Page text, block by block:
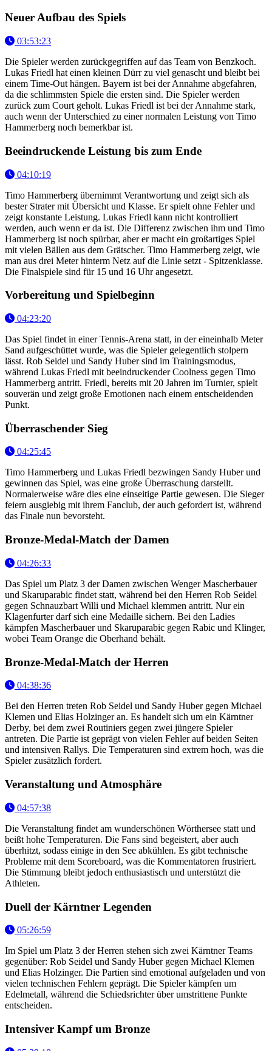
Neuer Aufbau des Spiels
03:53:23
Die Spieler werden zurückgegriffen auf das Team von Benzkoch.
Lukas Friedl hat einen kleinen Dürr zu viel genascht und bleibt bei
einem Time-Out hängen. Bayern ist bei der Annahme abgefahren,
da die schlimmsten Spiele die ersten sind. Die Spieler werden
zurück zum Court geholt. Lukas Friedl ist bei der Annahme stark,
auch wenn der Unterschied zu einer normalen Leistung von Timo
Hammerberg noch bemerkbar ist.
Beeindruckende Leistung bis zum Ende
04:10:19
Timo Hammerberg übernimmt Verantwortung und zeigt sich als
bester Strater mit Übersicht und Klasse. Er spielt ohne Fehler und
zeigt konstante Leistung. Lukas Friedl kann nicht kontrolliert
werden, auch wenn er da ist. Die Differenz zwischen ihm und Timo
Hammerberg ist noch spürbar, aber er macht ein großartiges Spiel
mit vielen Bällen aus dem Grätscher. Timo Hammerberg zeigt, wie
man aus drei Meter hinterm Netz auf die Linie setzt - Spitzenklasse.
Die Finalspiele sind für 15 und 16 Uhr angesetzt.
Vorbereitung und Spielbeginn
04:23:20
Das Spiel findet in einer Tennis-Arena statt, in der eineinhalb Meter
Sand aufgeschüttet wurde, was die Spieler gelegentlich stolpern
lässt. Rob Seidel und Sandy Huber sind im Trainingsmodus,
während Lukas Friedl mit beeindruckender Coolness gegen Timo
Hammerberg antritt. Friedl, bereits mit 20 Jahren im Turnier, spielt
souverän und zeigt große Emotionen nach einem entscheidenden
Punkt.
Überraschender Sieg
04:25:45
Timo Hammerberg und Lukas Friedl bezwingen Sandy Huber und
gewinnen das Spiel, was eine große Überraschung darstellt.
Normalerweise wäre dies eine einseitige Partie gewesen. Die Sieger
feiern ausgiebig mit ihrem Fanclub, der auch gefordert ist, während
das Finale nun bevorsteht.
Bronze-Medal-Match der Damen
04:26:33
Das Spiel um Platz 3 der Damen zwischen Wenger Mascherbauer
und Skaruparabic findet statt, während bei den Herren Rob Seidel
gegen Schnauzbart Willi und Michael klemmen antritt. Nur ein
Klagenfurter darf sich eine Medaille sichern. Bei den Ladies
kämpfen Mascherbauer und Skaruparabic gegen Rabic und Klinger,
wobei Team Orange die Oberhand behält.
Bronze-Medal-Match der Herren
04:38:36
Bei den Herren treten Rob Seidel und Sandy Huber gegen Michael
Klemen und Elias Holzinger an. Es handelt sich um ein Kärntner
Derby, bei dem zwei Routiniers gegen zwei jüngere Spieler
antreten. Die Partie ist geprägt von vielen Fehler auf beiden Seiten
und intensiven Rallys. Die Temperaturen sind extrem hoch, was die
Spieler zusätzlich fordert.
Veranstaltung und Atmosphäre
04:57:38
Die Veranstaltung findet am wunderschönen Wörthersee statt und
beißt hohe Temperaturen. Die Fans sind begeistert, aber auch
überhitzt, sodass einige in den See abkühlen. Es gibt technische
Probleme mit dem Scoreboard, was die Kommentatoren frustriert.
Die Stimmung bleibt jedoch enthusiastisch und unterstützt die
Athleten.
Duell der Kärntner Legenden
05:26:59
Im Spiel um Platz 3 der Herren stehen sich zwei Kärntner Teams
gegenüber: Rob Seidel und Sandy Huber gegen Michael Klemen
und Elias Holzinger. Die Partien sind emotional aufgeladen und von
vielen technischen Fehlern geprägt. Die Spieler kämpfen um
Edelmetall, während die Schiedsrichter über umstrittene Punkte
entscheiden.
Intensiver Kampf um Bronze